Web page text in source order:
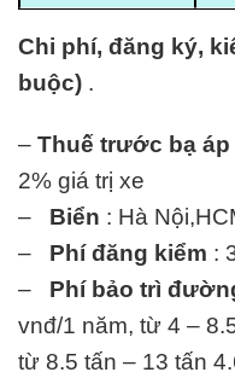
Chi phí, đăng ký,
buộc) .
– Thuế trước bạ
2% giá trị xe
– Biển : Hà
– Phí đăng kiểm :
– Phí bảo trì
vnđ/1 năm, từ 4 –
từ 8.5 tấn – 13 tấn